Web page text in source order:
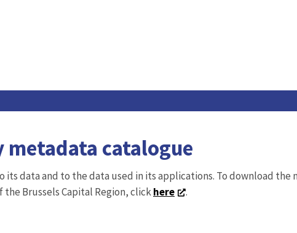
catalogue
its data and to the data used in its applications. To download
Brussels Capital Region, clickhere .